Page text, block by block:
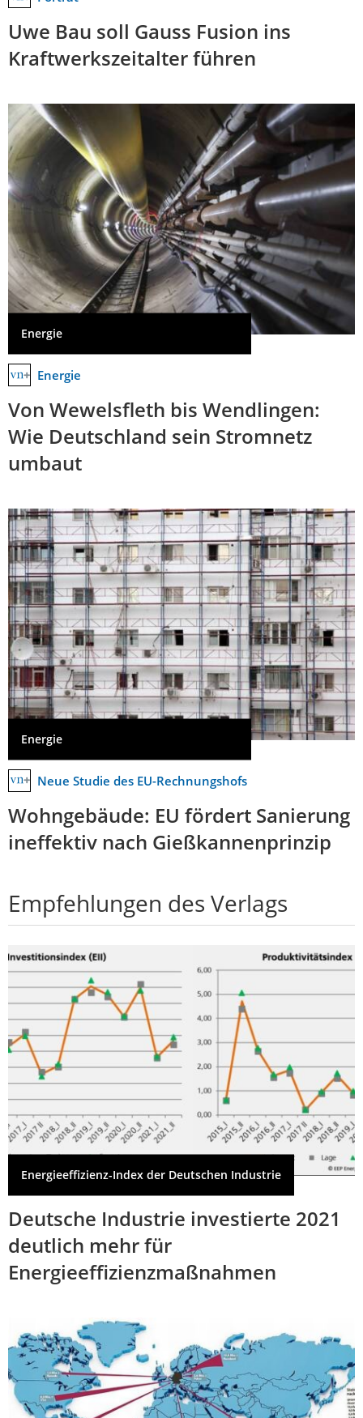
Uwe Bau soll Gauss Fusion ins
Kraftwerkszeitalter führen
Energie
Energie
Von Wewelsfleth bis Wendlingen:
Wie Deutschland sein Stromnetz
umbaut
Energie
Neue Studie des EU-Rechnungshofs
Wohngebäude: EU fördert Sanierung
ineffektiv nach Gießkannenprinzip
Empfehlungen des Verlags
Energieeffizienz-Index der Deutschen Industrie
Deutsche Industrie investierte 2021
deutlich mehr für
Energieeffizienzmaßnahmen